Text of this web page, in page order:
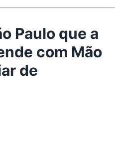
Paulo que a
com Mão
de